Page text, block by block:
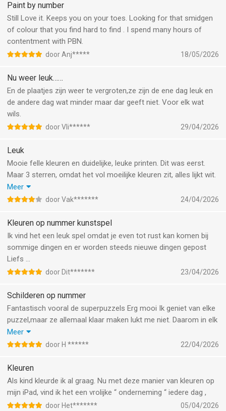
Paint by number
Still Love it. Keeps you on your toes. Looking for that smidgen
of colour that you find hard to find . I spend many hours of
contentment with PBN.
door Anj***** 18/05/2026
Nu weer leuk……
En de plaatjes zijn weer te vergroten,ze zijn de ene dag leuk en
de andere dag wat minder maar dar geeft niet. Voor elk wat
wils.
door Vli****** 29/04/2026
Leuk
Mooie felle kleuren en duidelijke, leuke printen. Dit was eerst.
Maar 3 sterren, omdat het vol moeilijke kleuren zit, alles lijkt wit.
Meestal zijn de platen best wel mooi, maar ze hebben vaak wel
veel wit gebruikt
witte kleuren, niet nu direct mijn geheel
Meer
door Vak******* 24/04/2026
Kleuren op nummer kunstspel
Ik vind het een leuk spel omdat je even tot rust kan komen bij
sommige dingen en er worden steeds nieuwe dingen gepost
Liefs …
door Dit******* 23/04/2026
Schilderen op nummer
Fantastisch vooral de superpuzzels Erg mooi Ik geniet van elke
puzzel,maar ze allemaal klaar maken lukt me niet. Daarom in elk
geval de dagpuzzel,de artiestenpuzzels en de collecties.
Het is en blijft fantastisch.
Meer
door H ****** 22/04/2026
Kleuren
Als kind kleurde ik al graag. Nu met deze manier van kleuren op
mijn iPad, vind ik het een vrolijke “ onderneming “ iedere dag ,
door Het******* 05/04/2026